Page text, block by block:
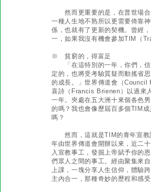
然而更重要的是，在普世場合
一種人生地不熟所以更需要倚靠
係，也就有了更新的契機。曾經
一，如果我沒有機會參加TIM（
※ 貧窮的，得富足
「在這特別的一年，你們，信
定的，也將受考驗質疑而動搖省
的成長。」世界傳道會（
喜詩（Francis Brienen）以過來
一年。夾處在五大洲十來個各色
的嗎？我也會像歷屆百多個TIM
嗎？
然而，這就是TIM的青年宣教
年由世界傳道會開辦以來，近二
入宣教事工，發掘上帝賦予你的
們眾人之間的事工。經由聚集來
上課，一塊分享人生信仰，體驗
主內合一，那種奇妙的歷程和感